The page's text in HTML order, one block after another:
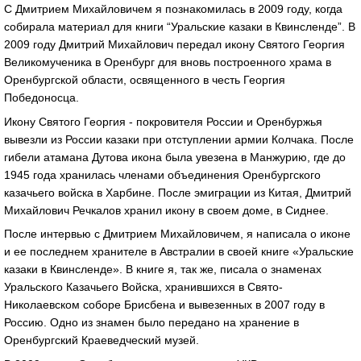
С Дмитрием Михайловичем я познакомилась в 2009 году, когда
собирала материал для книги “Уральские казаки в Квинсленде”. В
2009 году Дмитрий Михайлович передал икону Святого Георгия
Великомученика в Оренбург для вновь построенного храма в
Оренбургской области, освященного в честь Георгия
Победоносца.
Икону Святого Георгия - покровителя России и Оренбуржья
вывезли из России казаки при отступлении армии Колчака. После
гибели атамана Дутова икона была увезена в Манжурию, где до
1945 года хранилась членами объединения Оренбургского
казачьего войска в Харбине. После эмиграции из Китая, Дмитрий
Михайлович Речкалов хранил икону в своем доме, в Сиднее.
После интервью с Дмитрием Михайловичем, я написала о иконе
и ее последнем хранителе в Австралии в своей книге «Уральские
казаки в Квинсленде». В книге я, так же, писала о знаменах
Уральского Казачьего Войска, хранившихся в Свято-
Николаевском соборе Брисбена и вывезенных в 2007 году в
Россию. Одно из знамен было передано на хранение в
Оренбургский Краеведческий музей.